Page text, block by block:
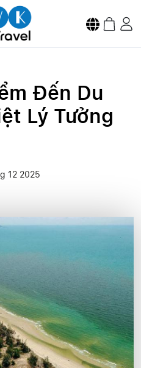
Đến Du
Lý Tưởng
12 2025